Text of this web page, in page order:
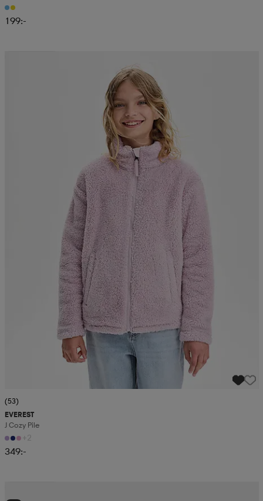
199:-
(53)
EVEREST
J Cozy Pile
+2
349:-